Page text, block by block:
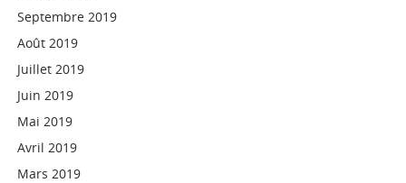
Septembre 2019
Août 2019
Juillet 2019
Juin 2019
Mai 2019
Avril 2019
Mars 2019